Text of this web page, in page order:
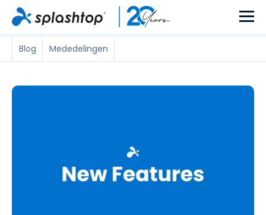
Blog Mededelingen